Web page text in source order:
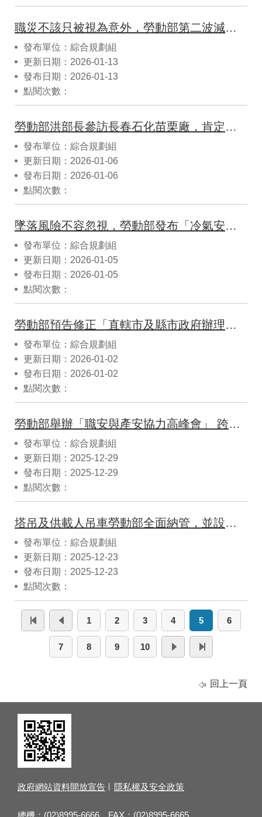
職災不該只被視為意外，勞動部第二波減災行動聚焦廠場火災爆炸及中小企業減災
發布單位：綜合規劃組
更新日期：2026-01-13
發布日期：2026-01-13
點閱次數：
勞動部洪部長參訪長春石化苗栗廠，肯定工安管理作為，宣示強化廠場減災決心！
發布單位：綜合規劃組
更新日期：2026-01-06
發布日期：2026-01-06
點閱次數：
墜落風險不容忽視，勞動部發布「冷氣安裝維修作業安全指引」，強化從業人員安全防護
發布單位：綜合規劃組
更新日期：2026-01-05
發布日期：2026-01-05
點閱次數：
勞動部預告修正「直轄市及縣市政府辦理協助職業災害勞工重返職場補助辦法」，加強職災勞工復工支持。
發布單位：綜合規劃組
更新日期：2026-01-02
發布日期：2026-01-02
點閱次數：
勞動部舉辦「職安與產安協力高峰會」 跨部會攜手產業深化本質安全 共築職場減災新里程
發布單位：綜合規劃組
更新日期：2025-12-29
發布日期：2025-12-29
點閱次數：
塔吊及供載人吊車勞動部全面納管，並設一年緩衝期助業者接軌
發布單位：綜合規劃組
更新日期：2025-12-23
發布日期：2025-12-23
點閱次數：
1 2 3 4 5 6
7 8 9 10
回上一頁
政府網站資料開放宣告 隱私權及安全政策
總機：(02)8995-6666 FAX：(02)8995-6665